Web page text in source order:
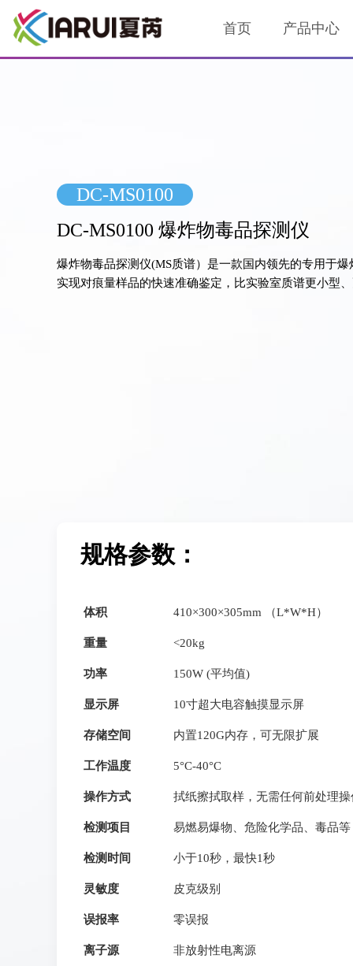
首页 产品中心
DC-MS0100
DC-MS0100 爆炸物毒品探测仪
爆炸物毒品探测仪(MS质谱）是一款国内领先的专用于
实现对痕量样品的快速准确鉴定，比实验室质谱更小型
规格参数：
体积 410×300×305mm （L*W*H）
重量 <20kg
功率 150W (平均值)
显示屏 10寸超大电容触摸显示屏
存储空间 内置120G内存，可无限扩展
工作温度 5°C-40°C
操作方式 拭纸擦拭取样，无需任何前处理操
检测项目 易燃易爆物、危险化学品、毒品等
检测时间 小于10秒，最快1秒
灵敏度 皮克级别
误报率 零误报
离子源 非放射性电离源